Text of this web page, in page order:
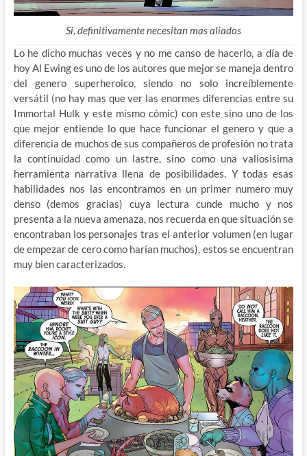
Si, definitivamente necesitan mas aliados
Lo he dicho muchas veces y no me canso de hacerlo, a día de
hoy Al Ewing es uno de los autores que mejor se maneja dentro
del genero superheroico, siendo no solo increíblemente
versátil (no hay mas que ver las enormes diferencias entre su
Immortal Hulk y este mismo cómic) con este sino uno de los
que mejor entiende lo que hace funcionar el genero y que a
diferencia de muchos de sus compañeros de profesión no trata
la continuidad como un lastre, sino como una valiosisima
herramienta narrativa llena de posibilidades. Y todas esas
habilidades nos las encontramos en un primer numero muy
denso (demos gracias) cuya lectura cunde mucho y nos
presenta a la nueva amenaza, nos recuerda en que situación se
encontraban los personajes tras el anterior volumen (en lugar
de empezar de cero como harían muchos), estos se encuentran
muy bien caracterizados.